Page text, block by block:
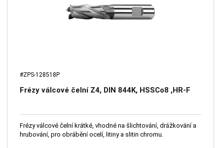
#ZPS-128518P
Frézy válcové čelní Z4, DIN 844K, HSSCo8 ,HR-F
Frézy válcové čelní krátké, vhodné na šlichtování, drážkování a
hrubování, pro obrábění ocelí, litiny a slitin chromu.